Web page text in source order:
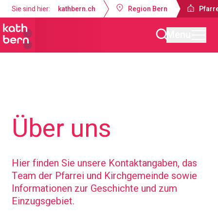
Sie sind hier: kathbern.ch Region Bern
Über uns
Hier finden Sie unsere Kontaktangaben, das
Team der Pfarrei und Kirchgemeinde sowie
Informationen zur Geschichte und zum
Einzugsgebiet.